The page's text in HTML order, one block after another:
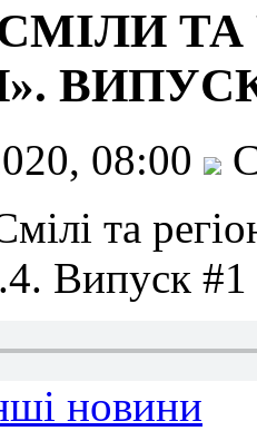
ТА
08:00
та
Випуск #1
новини